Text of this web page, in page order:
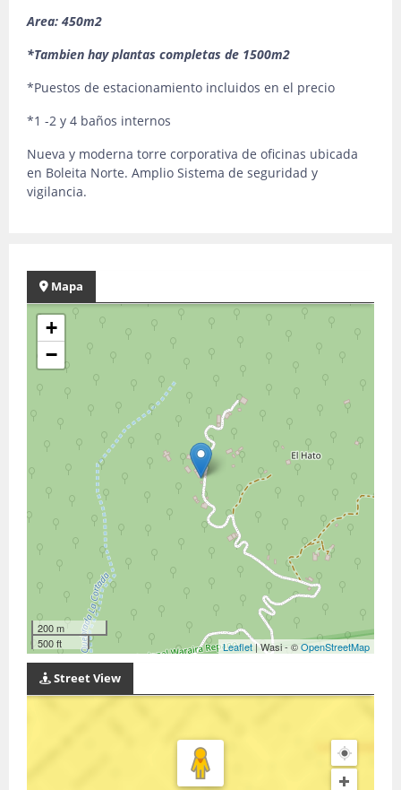
Area: 450m2
*Tambien hay plantas completas de 1500m2
*Puestos de estacionamiento incluidos en el precio
*1 -2 y 4 baños internos
Nueva y moderna torre corporativa de oficinas ubicada
en Boleita Norte. Amplio Sistema de seguridad y
vigilancia.
Mapa
+
−
200 m
500 ft
Leaflet| Wasi - ©OpenStreetMap
Street View